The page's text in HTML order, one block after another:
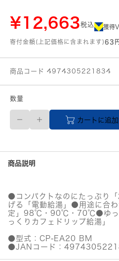
¥12,663税込 獲得
寄付金額(上記価格に含まれます)63円
商品コード 4974305221834
数量
【直
品】
イ
コ
ン
う
電
動
ポ
ト
2.0L
カートに追
商品説明
●コンパクトなのにたっぷり
げる「電動給湯」●用途に合
定」98℃・90℃・70℃●ゆっ
っくりカフェドリップ給湯」
●型式：CP-EA20 BM
●JANコード：